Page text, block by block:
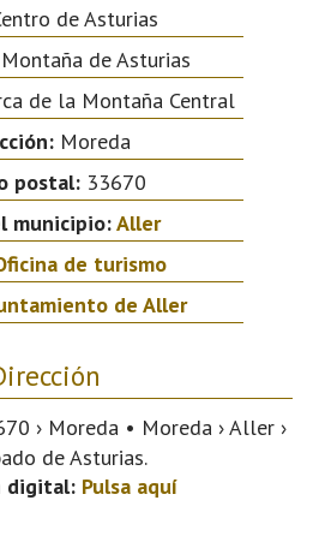
de Asturias
de Asturias
de la Montaña Central
Moreda
postal:33670
municipio:Aller
de turismo
de Aller
› Moreda • Moreda › Aller ›
de Asturias.
digital: Pulsa aquí